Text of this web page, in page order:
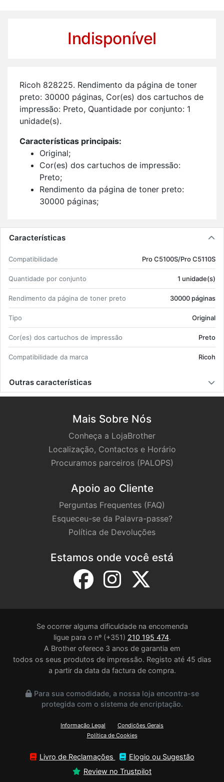
Indisponível
Ricoh 828225. Ren­di­mento da pá­gina de toner
preto: 30000 pá­ginas, Cor(es) dos car­tu­chos de
im­pressão: Preto, Quan­ti­dade por con­junto: 1
uni­dade(s).
Ca­rac­te­rís­ticas prin­ci­pais:
Ori­ginal;
Cor(es) dos car­tu­chos de im­pressão:
Preto;
Ren­di­mento da pá­gina de toner preto:
30000 pá­ginas;
1 uni­dade(s).
Características
Com­pa­ti­bi­li­dade Pro C5100S/Pro C5110S
Quan­ti­dade por con­junto 1 uni­dade(s)
Ren­di­mento da pá­gina de toner preto 30000 pá­ginas
Tipo Ori­ginal
Cor(es) dos car­tu­chos de im­pressão Preto
Com­pa­ti­bi­li­dade da marca Ricoh
Outras características
Mais Sobre Nós
Conheça a LojaBrother
Localização, Contactos e Horário
Procuramos parceiros (PALOPS)
Apoio ao Cliente
Perguntas Frequentes (FAQ)
Esqueceu-se da Palavra-passe?
Política de Devoluções
Estamos onde você está
Se ocorrer alguma dificuldade na encomenda
ligue para o nº (+351) 210 195 474.
A Brother oferece 3 anos de garantia em
todos os seus produtos de impressão. Registo até 45 dias
a partir da data da factura de compra.
Para sua comodidade, a nossa loja encontra-se
protegida com o sistema de encriptação.
Informação Legal
Condições Gerais
Política de Cookies
Livro de Reclamações
Elogio ou Sugestão
Review no Trustpilot